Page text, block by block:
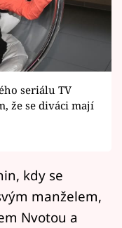
seriálu TV
že se diváci mají
kdy se
manželem,
Nvotou a